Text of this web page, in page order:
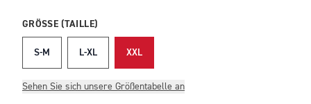
GRÖSSE (TAILLE)
S-M L-XL XXL
Sehen Sie sich unsere Größentabelle an